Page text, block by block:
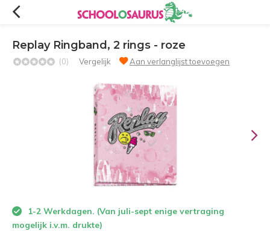
Replay Ringband, 2 rings - roze
(0) Vergelijk Aan verlanglijst toevoegen
1-2 Werkdagen. (Van juli-sept enige vertraging
mogelijk i.v.m. drukte)